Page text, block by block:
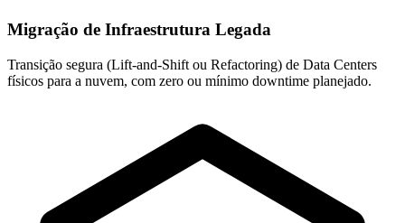
Migração de Infraestrutura Legada
Transição segura (Lift-and-Shift ou Refactoring) de Data Centers
físicos para a nuvem, com zero ou mínimo downtime planejado.